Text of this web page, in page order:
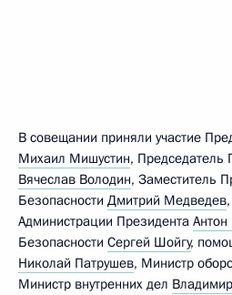
В совещании приняли участие
Михаил Мишустин, Председатель
Вячеслав Володин, Заместитель
Безопасности Дмитрий Медведев
Администрации Президента
Безопасности Сергей Шойгу,
Николай Патрушев, Министр
Министр внутренних дел